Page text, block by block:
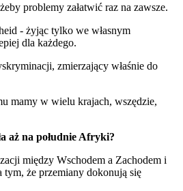
problemy załatwić raz na zawsze.
- żyjąc tylko we własnym
dla każdego.
zmierzający właśnie do
mamy w wielu krajach, wszędzie,
aż na południe Afryki?
między Wschodem a Zachodem i
że przemiany dokonują się